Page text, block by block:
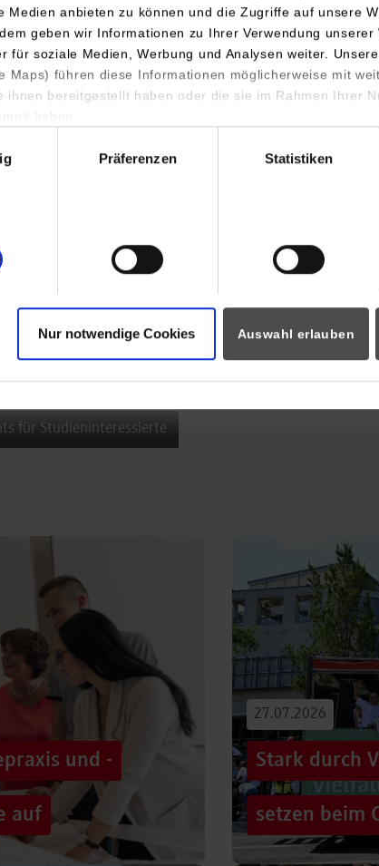
Medien anbieten zu können und die Zugriffe auf unsere
geben wir Informationen zu Ihrer Verwendung unserer
für soziale Medien, Werbung und Analysen weiter.
Maps) führen diese Informationen möglicherweise mit
ihnen bereitgestellt haben oder die sie im Rahmen Ihrer
Präferenzen Statistiken
Nur notwendige Cookies Auswahl erlauben
INDIS-Infoveranstaltung für
Studierende
Studierende
Zum Event
für Studieninteressierte
und -
auf
27.07.2026
Stark durch
setzen beim
Hunderttausende